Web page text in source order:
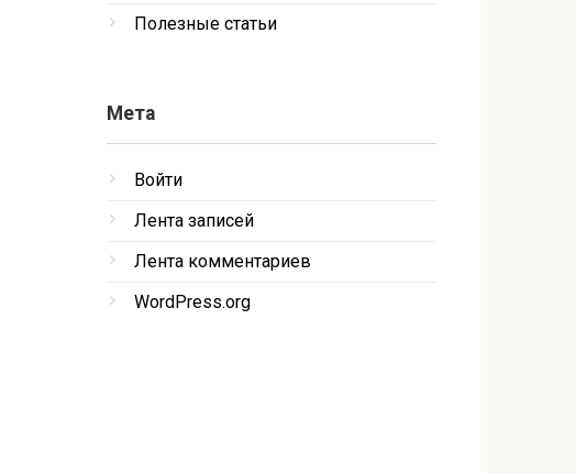
Полезные статьи
Мета
Войти
Лента записей
Лента комментариев
WordPress.org